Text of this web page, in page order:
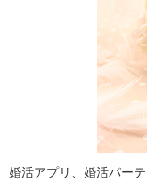
婚活アプリ、婚活パー